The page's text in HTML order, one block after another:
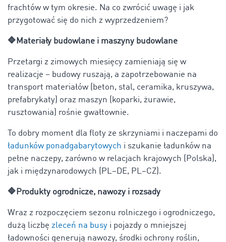
frachtów w tym okresie. Na co zwrócić uwagę i jak
przygotować się do nich z wyprzedzeniem?
🔷Materiały budowlane i maszyny budowlane
Przetargi z zimowych miesięcy zamieniają się w
realizacje – budowy ruszają, a zapotrzebowanie na
transport materiałów (beton, stal, ceramika, kruszywa,
prefabrykaty) oraz maszyn (koparki, żurawie,
rusztowania) rośnie gwałtownie.
To dobry moment dla floty ze skrzyniami i naczepami do
ładunków ponadgabarytowych i szukanie ładunków na
pełne naczepy, zarówno w relacjach krajowych (Polska),
jak i międzynarodowych (PL–DE, PL–CZ).
🔷Produkty ogrodnicze, nawozy i rozsady
Wraz z rozpoczęciem sezonu rolniczego i ogrodniczego,
dużą liczbę zleceń na busy i pojazdy o mniejszej
ładowności generują nawozy, środki ochrony roślin,